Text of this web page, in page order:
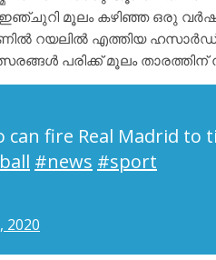
ഇഞ്ചുറി മൂലം കഴിഞ്ഞ ഒരു
റയലിൽ എത്തിയ
പരിക്ക് മൂലം താരത്തിന്
can fire Real Madrid to
#news #sport
2020